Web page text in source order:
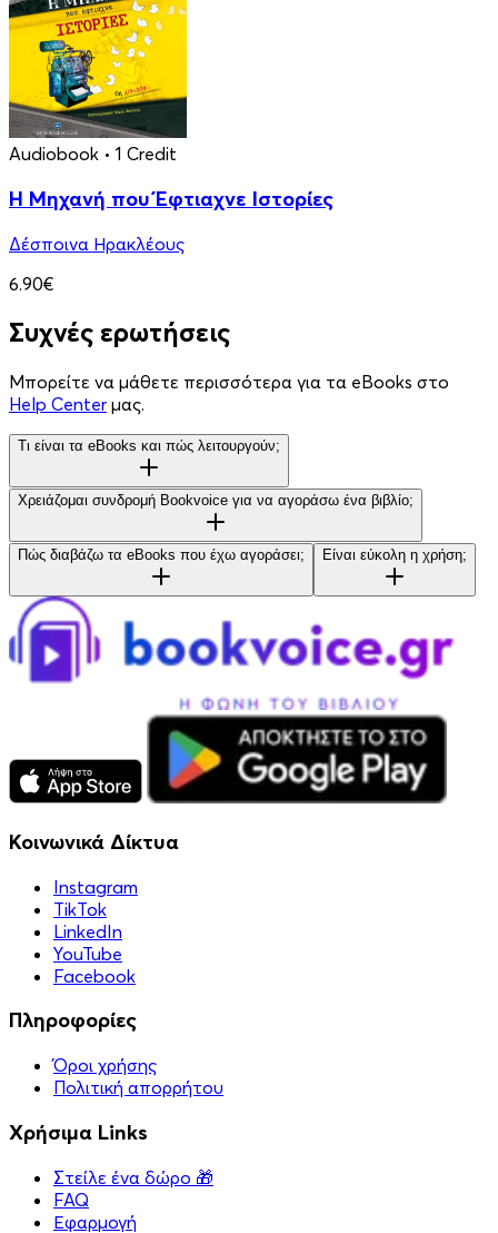
Audiobook • 1 Credit
Η Μηχανή που Έφτιαχνε Ιστορίες
Δέσποινα Ηρακλέους
6.90€
Συχνές ερωτήσεις
Μπορείτε να μάθετε περισσότερα για τα eBooks στο
Help Center μας.
Τι είναι τα eBooks και πώς λειτουργούν;
Χρειάζομαι συνδρομή Bookvoice για να αγοράσω ένα βιβλίο;
Πώς διαβάζω τα eBooks που έχω αγοράσει; Είναι εύκολη η χρήση;
Κοινωνικά Δίκτυα
Instagram
TikTok
LinkedIn
YouTube
Facebook
Πληροφορίες
Όροι χρήσης
Πολιτική απορρήτου
Χρήσιμα Links
Στείλε ένα δώρο 🎁
FAQ
Εφαρμογή